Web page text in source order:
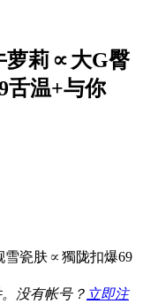
萝莉∝大G臀
舌温+与你
雪瓷肤∝獨陇扣爆69
没有帐号？ 立即注